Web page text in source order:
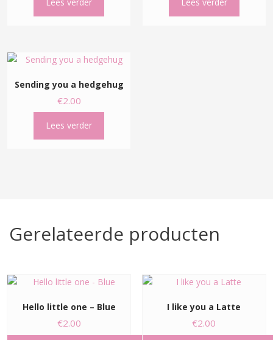
Sending you a hedgehug
€2.00
Lees verder
Gerelateerde producten
Hello little one – Blue
€2.00
I like you a Latte
€2.00